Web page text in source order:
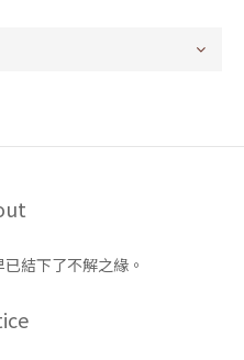
結下了不解之緣。